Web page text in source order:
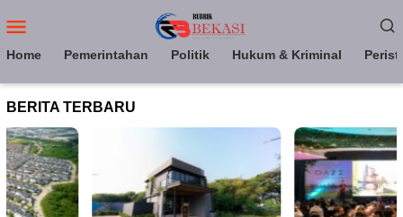
ke
Mobile
Home Pemerintahan Politik Hukum & Kriminal
BERITA TERBARU